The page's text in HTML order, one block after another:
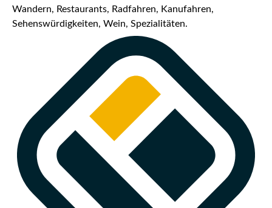
Wandern, Restaurants, Radfahren, Kanufahren,
Sehenswürdigkeiten, Wein, Spezialitäten.